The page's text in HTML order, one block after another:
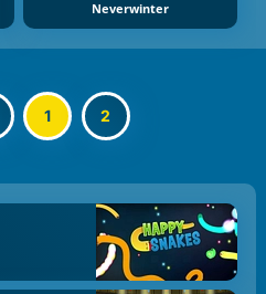
Neverwinter
1 2